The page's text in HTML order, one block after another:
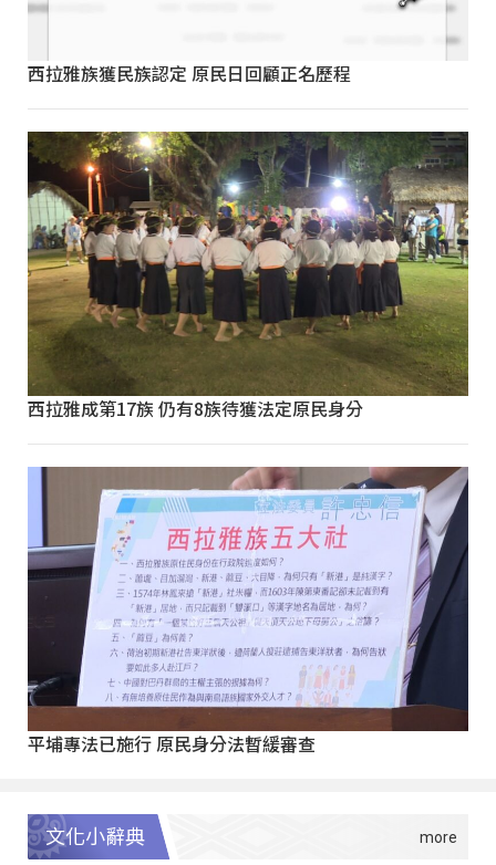
西拉雅族獲民族認定 原民日回顧正名歷程
西拉雅成第17族 仍有8族待獲法定原民身分
平埔專法已施行 原民身分法暫緩審查
文化小辭典